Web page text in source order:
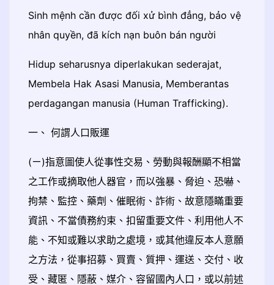
Sinh mệnh cần được đối xử bình đẳng, bảo vệ
nhân quyền, đã kích nạn buôn bán người
Hidup seharusnya diperlakukan sederajat,
Membela Hak Asasi Manusia, Memberantas
perdagangan manusia (Human Trafficking).
一、 何謂人口販運
(ㄧ)指意圖使人從事性交易、勞動與報酬顯不相當
之工作或摘取他人器官，而以強暴、脅迫、恐嚇、
拘禁、監控、藥劑、催眠術、詐術、故意隱瞞重要
資訊、不當債務約束、扣留重要文件、利用他人不
能、不知或難以求助之處境，或其他違反本人意願
之方法，從事招募、買賣、質押、運送、交付、收
受、藏匿、隱蔽、媒介、容留國內人口，或以前述